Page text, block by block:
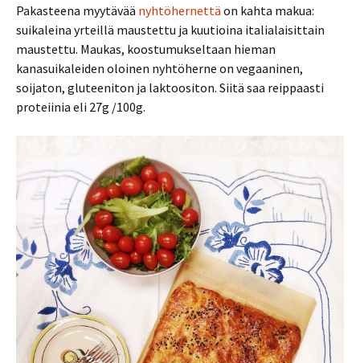
Pakasteena myytävää nyhtöhernettä on kahta makua:
suikaleina yrteillä maustettu ja kuutioina italialaisittain
maustettu. Maukas, koostumukseltaan hieman
kanasuikaleiden oloinen nyhtöherne on vegaaninen,
soijaton, gluteeniton ja laktoositon. Siitä saa reippaasti
proteiinia eli 27g /100g.